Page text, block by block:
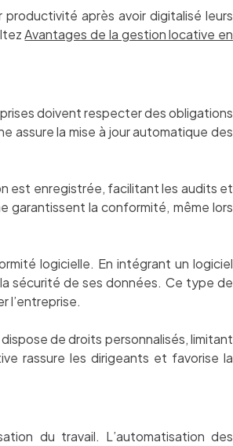
après avoir digitalisé leurs
Avantages de la gestion locative en
doivent respecter des obligations
assure la mise à jour automatique des
est enregistrée, facilitant les audits et
garantissent la conformité, même lors
logicielle. En intégrant un logiciel
sécurité de ses données. Ce type de
l’entreprise.
de droits personnalisés, limitant
rassure les dirigeants et favorise la
du travail. L’automatisation des